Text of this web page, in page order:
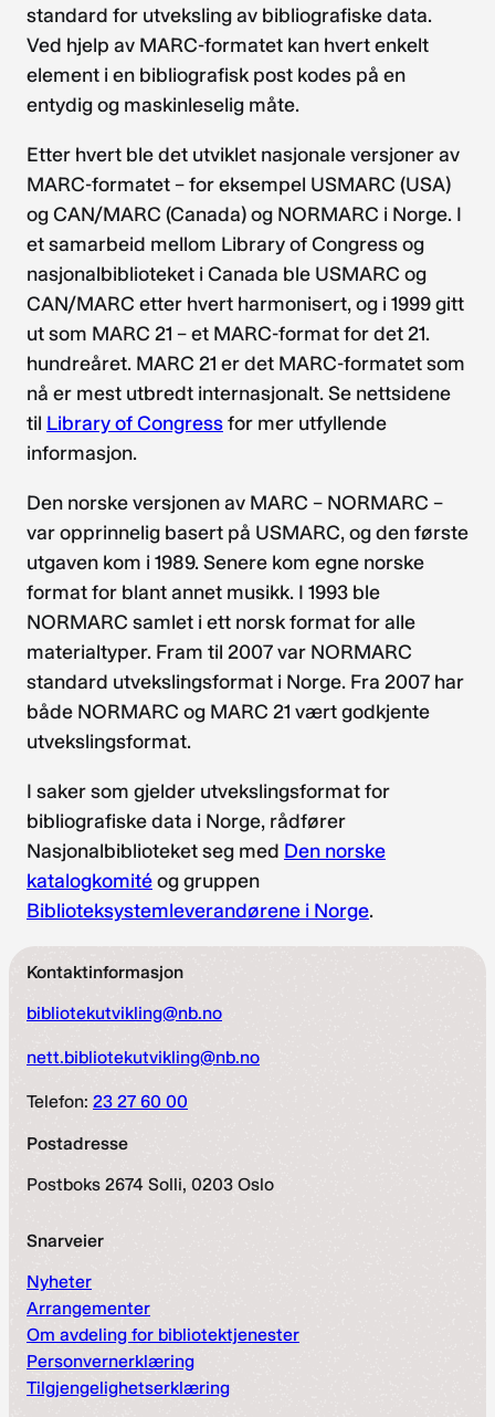
standard for utveksling av bibliografiske data.
Ved hjelp av MARC-formatet kan hvert enkelt
element i en bibliografisk post kodes på en
entydig og maskinleselig måte.
Etter hvert ble det utviklet nasjonale versjoner av
MARC-formatet – for eksempel USMARC (USA)
og CAN/MARC (Canada) og NORMARC i Norge. I
et samarbeid mellom Library of Congress og
nasjonalbiblioteket i Canada ble USMARC og
CAN/MARC etter hvert harmonisert, og i 1999 gitt
ut som MARC 21 – et MARC-format for det 21.
hundreåret. MARC 21 er det MARC-formatet som
nå er mest utbredt internasjonalt. Se nettsidene
til Library of Congressfor mer utfyllende
informasjon.
Den norske versjonen av MARC – NORMARC –
var opprinnelig basert på USMARC, og den første
utgaven kom i 1989. Senere kom egne norske
format for blant annet musikk. I 1993 ble
NORMARC samlet i ett norsk format for alle
materialtyper. Fram til 2007 var NORMARC
standard utvekslingsformat i Norge. Fra 2007 har
både NORMARC og MARC 21 vært godkjente
utvekslingsformat.
I saker som gjelder utvekslingsformat for
bibliografiske data i Norge, rådfører
Nasjonalbiblioteket seg med Den norske
katalogkomitéog gruppen
Biblioteksystemleverandørene i Norge.
Kontaktinformasjon
bibliotekutvikling@nb.no
nett.bibliotekutvikling@nb.no
Telefon: 23 27 60 00
Postadresse
Postboks 2674 Solli, 0203 Oslo
Snarveier
Nyheter
Arrangementer
Om avdeling for bibliotektjenester
Personvernerklæring
Tilgjengelighetserklæring